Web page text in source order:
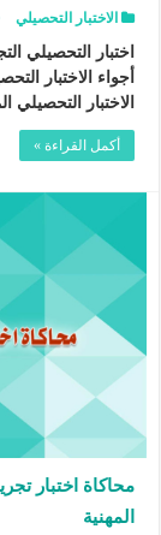
الاختبار التحصيلي
اختبار التحصيلي
أجواء الاختبار
الاختبار
أكمل القراءة »
محاكاة اختبار
المهنية